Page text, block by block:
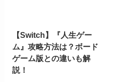
【Switch】『人生ゲー
ム』攻略方法は？ボード
ゲーム版との違いも解
説！